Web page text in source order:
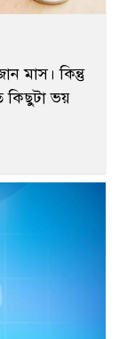
মাস। কিন্তু
কিছুটা ভয়